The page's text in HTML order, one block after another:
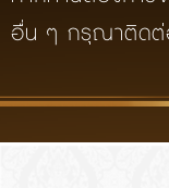
อื่น ๆ กรุณาติดต่อ